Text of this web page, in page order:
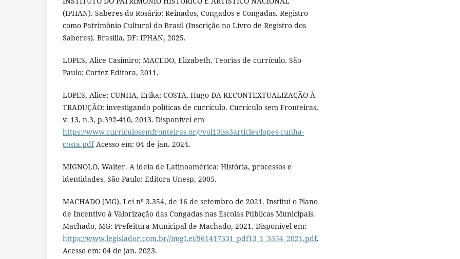
(IPHAN). Saberes do Rosário: Reinados, Congados e Congadas. Registro
como Patrimônio Cultural do Brasil (Inscrição no Livro de Registro dos
Saberes). Brasília, DF: IPHAN, 2025.
LOPES, Alice Casimiro; MACEDO, Elizabeth. Teorias de currículo. São
Paulo: Cortez Editora, 2011.
LOPES, Alice; CUNHA, Erika; COSTA, Hugo DA RECONTEXTUALIZAÇÃO À
TRADUÇÃO: investigando políticas de currículo. Currículo sem Fronteiras,
v. 13, n.3, p.392-410, 2013. Disponível em
https://www.curriculosemfronteiras.org/vol13iss3articles/lopes-cunha-
costa.pdfAcesso em: 04 de jan. 2024.
MIGNOLO, Walter. A ideia de Latinoamérica: História, processos e
identidades. São Paulo: Editora Unesp, 2005.
MACHADO (MG). Lei nº 3.354, de 16 de setembro de 2021. Institui o Plano
de Incentivo à Valorização das Congadas nas Escolas Públicas Municipais.
Machado, MG: Prefeitura Municipal de Machado, 2021. Disponível em:
https://www.legislador.com.br//imgLei/961417331_pdf13_1_3354_2021.pdf.
Acesso em: 04 de jan. 2023.